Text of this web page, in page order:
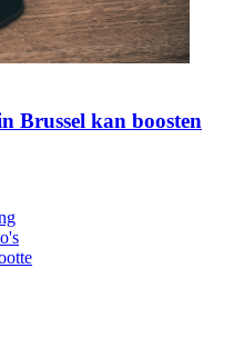
Brussel kan boosten